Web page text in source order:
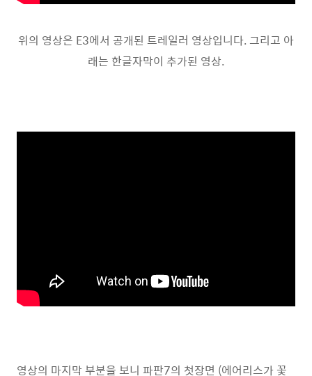
위의 영상은 E3에서 공개된 트레일러 영상입니다. 그리고 아
래는 한글자막이 추가된 영상.
영상의 마지막 부분을 보니 파판7의 첫장면 (에어리스가 꽃